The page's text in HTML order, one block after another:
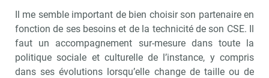
Il me semble important de bien choisir son partenaire en
fonction de ses besoins et de la technicité de son CSE. Il
faut un accompagnement sur-mesure dans toute la
politique sociale et culturelle de l’instance, y compris
dans ses évolutions lorsqu’elle change de taille ou de
!
tard